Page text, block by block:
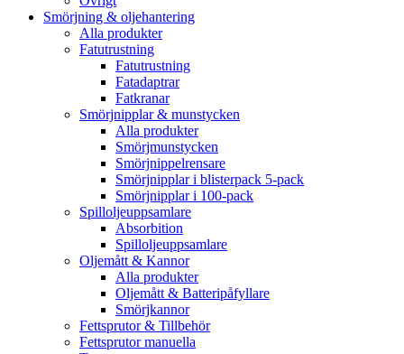
Smörjning & oljehantering
Alla produkter
Fatutrustning
Fatutrustning
Fatadaptrar
Fatkranar
Smörjnipplar & munstycken
Alla produkter
Smörjmunstycken
Smörjnippelrensare
Smörjnipplar i blisterpack 5-pack
Smörjnipplar i 100-pack
Spilloljeuppsamlare
Absorbition
Spilloljeuppsamlare
Oljemått & Kannor
Alla produkter
Oljemått & Batteripåfyllare
Smörjkannor
Fettsprutor & Tillbehör
Fettsprutor manuella